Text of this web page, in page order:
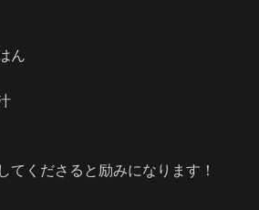
ん
てくださると励みになります！